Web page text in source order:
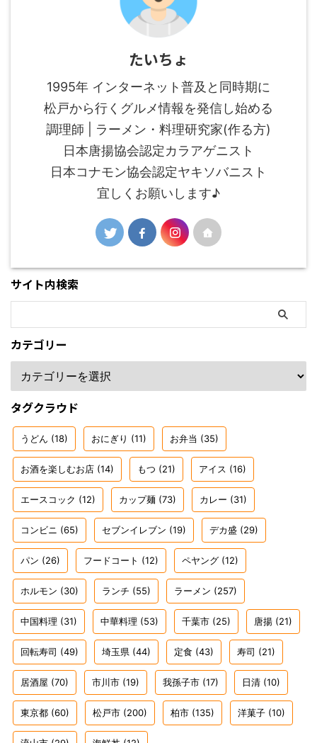
たいちょ
1995年 インターネット普及と同時期に
松戸から行くグルメ情報を発信し始める
調理師 | ラーメン・料理研究家(作る方)
日本唐揚協会認定カラアゲニスト
日本コナモン協会認定ヤキソバニスト
宜しくお願いします♪
サイト内検索
カテゴリー
タグクラウド
うどん (18) おにぎり (11) お弁当 (35)
お酒を楽しむお店 (14) もつ (21) アイス (16)
エースコック (12) カップ麺 (73) カレー (31)
コンビニ (65) セブンイレブン (19) デカ盛 (29)
パン (26) フードコート (12) ペヤング (12)
ホルモン (30) ランチ (55) ラーメン (257)
中国料理 (31) 中華料理 (53) 千葉市 (25) 唐揚 (21)
回転寿司 (49) 埼玉県 (44) 定食 (43) 寿司 (21)
居酒屋 (70) 市川市 (19) 我孫子市 (17) 日清 (10)
東京都 (60) 松戸市 (200) 柏市 (135) 洋菓子 (10)